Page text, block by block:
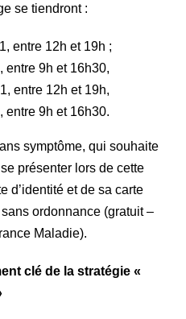
se tiendront :
entre 12h et 19h ;
entre 9h et 16h30,
entre 12h et 19h,
entre 9h et 16h30.
symptôme, qui souhaite
présenter lors de cette
d’identité et de sa carte
ordonnance (gratuit –
Maladie).
clé de la stratégie «